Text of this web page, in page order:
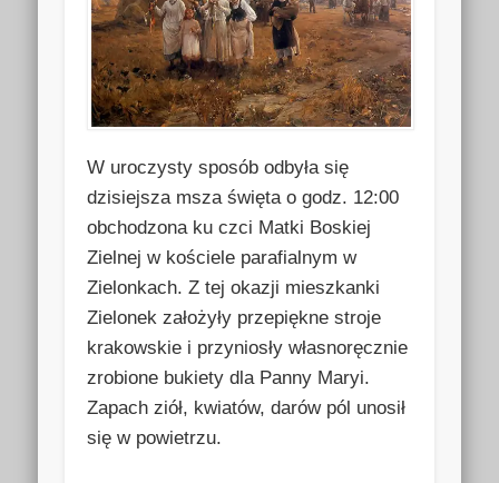
W uroczysty sposób odbyła się
dzisiejsza msza święta o godz. 12:00
obchodzona ku czci Matki Boskiej
Zielnej w kościele parafialnym w
Zielonkach. Z tej okazji mieszkanki
Zielonek założyły przepiękne stroje
krakowskie i przyniosły własnoręcznie
zrobione bukiety dla Panny Maryi.
Zapach ziół, kwiatów, darów pól unosił
się w powietrzu.